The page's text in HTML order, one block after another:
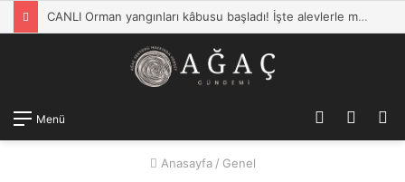
CANLI Orman yangınları kâbusu başladı! İşte alevlerle mücadelede son durum… Bakan Yumaklı: 110 yangın kontrol altına alındı
Menü
Dış
Kayıt
Ol
Anasayfa / Genel